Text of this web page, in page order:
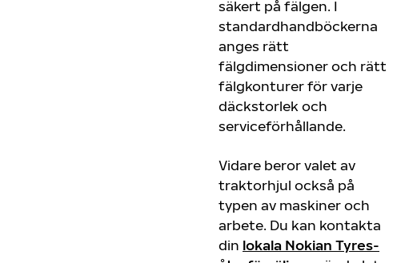
säkert på fälgen. I
standardhandböckerna
anges rätt
fälgdimensioner och rätt
fälgkonturer för varje
däckstorlek och
serviceförhållande.
Vidare beror valet av
traktorhjul också på
typen av maskiner och
arbete. Du kan kontakta
din lokala Nokian Tyres-